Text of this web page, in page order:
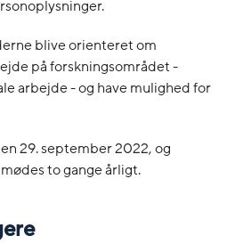
blive orienteret om
på forskningsområdet -
arbejde - og have mulighed for
29. september 2022, og
to gange årligt.